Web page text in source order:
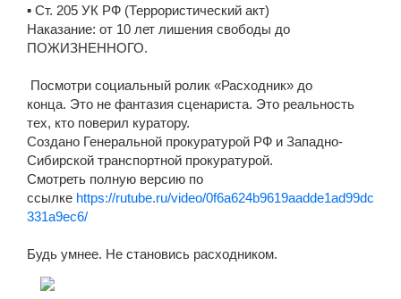
▪️ Ст. 205 УК РФ (Террористический акт)
Наказание: от 10 лет лишения свободы до
ПОЖИЗНЕННОГО.
Посмотри социальный ролик «Расходник» до
конца. Это не фантазия сценариста. Это реальность
тех, кто поверил куратору.
Создано Генеральной прокуратурой РФ и Западно-
Сибирской транспортной прокуратурой.
Смотреть полную версию по
ссылке https://rutube.ru/video/0f6a624b9619aadde1ad99dc
331a9ec6/
Будь умнее. Не становись расходником.